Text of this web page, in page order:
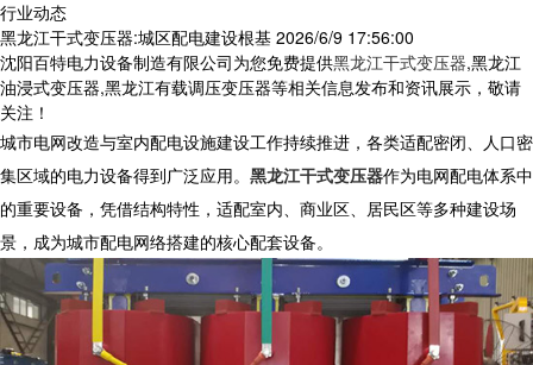
行业动态
黑龙江干式变压器:城区配电建设根基 2026/6/9 17:56:00
沈阳百特电力设备制造有限公司为您免费提供黑龙江干式变压器,黑龙江
油浸式变压器,黑龙江有载调压变压器等相关信息发布和资讯展示，敬请
关注！
城市电网改造与室内配电设施建设工作持续推进，各类适配密闭、人口密
集区域的电力设备得到广泛应用。 黑龙江干式变压器作为电网配电体系中
的重要设备，凭借结构特性，适配室内、商业区、居民区等多种建设场
景，成为城市配电网络搭建的核心配套设备。